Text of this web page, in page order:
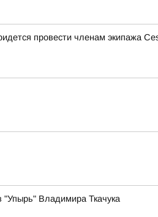
провести членам экипажа
"Упырь" Владимира Ткачука